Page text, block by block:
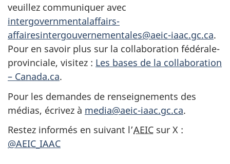
veuillez communiquer avec
intergovernmentalaffairs-
affairesintergouvernementales@aeic-iaac.gc.ca.
Pour en savoir plus sur la collaboration fédérale-
provinciale, visitez : Les bases de la collaboration
– Canada.ca.
Pour les demandes de renseignements des
médias, écrivez à media@aeic-iaac.gc.ca.
Restez informés en suivant l’AEIC sur X :
@AEIC_IAAC